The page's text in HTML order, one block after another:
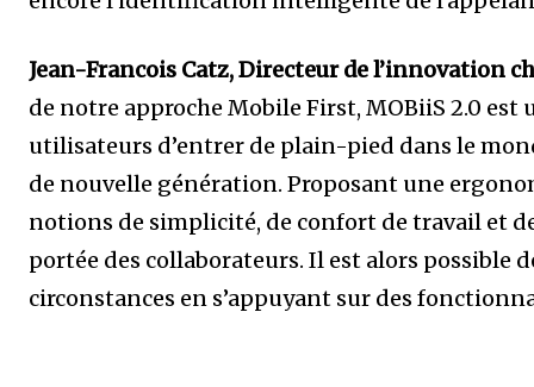
Jean-Francois Catz, Directeur de l’innovation
de notre approche Mobile First, MOBiiS 2.0
utilisateurs d’entrer de plain-pied dans le
de nouvelle génération. Proposant une
notions de simplicité, de confort de travail et
portée des collaborateurs. Il est alors possible
circonstances en s’appuyant sur des